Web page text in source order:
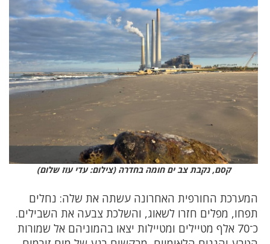
קסם, נקבת צב ים חומה בחדרה (צילום: עדי עוז שלום)
המערכת החורפית האחרונה עשתה את שלה: נחלים
תפחו, מפלים חזרו לשאוג, והשלכת צבעה את השבילים.
כ־70 אלף מטיילים ומטיילות יצאו בהמוניהם אל שמורות